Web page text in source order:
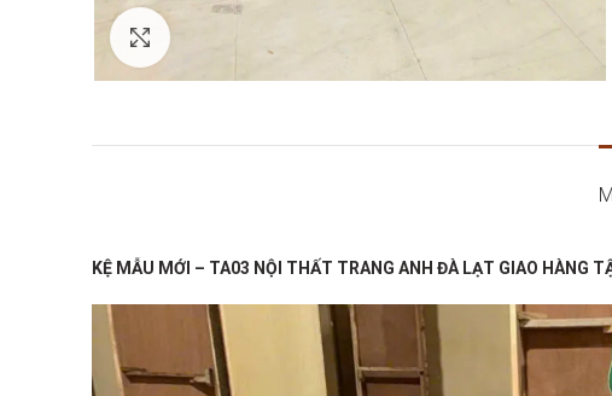
KỆ MẪU MỚI – TA03 NỘI THẤT TRANG ANH ĐÀ LẠT GIAO HÀNG